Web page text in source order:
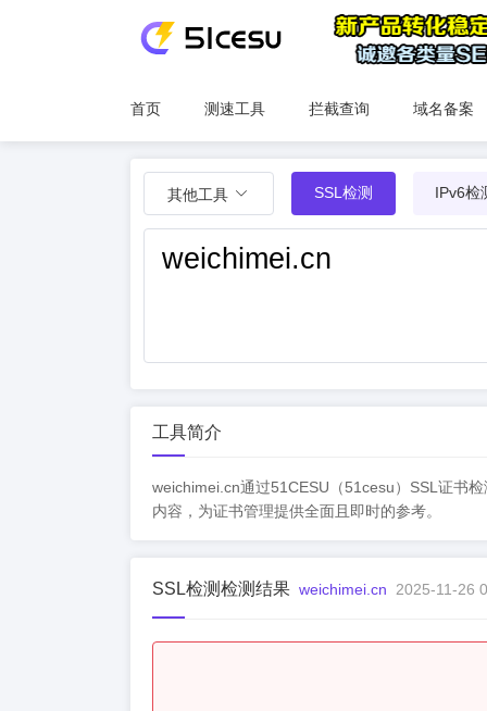
首页 测速工具 拦截查询 域名备案
其他工具 SSL检测 IPv6检
工具简介
weichimei.cn通过51CESU（51cesu）SSL证书
内容，为证书管理提供全面且即时的参考。
SSL检测检测结果 weichimei.cn 2025-11-26